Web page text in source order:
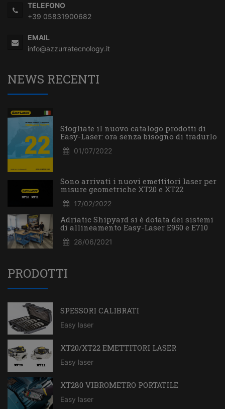
TELEFONO
+39 05831900682
EMAIL
info@azzurratecnology.it
NEWS RECENTI
Sfogliate il nuovo catalogo prodotti di
Easy-Laser: ora senza bisogno di tradurlo
01/07/2022
Sono arrivati i nuovi emettitori laser per
misure geometriche XT20 e XT22
17/02/2022
Adriatic Shipyard si è dotata dei sistemi
di allineamento Easy-Laser E950 e E710
28/06/2021
PRODOTTI
SPESSORI CALIBRATI
Easy laser
XT20/XT22 EMETTITORI LASER
Easy laser
XT280 VIBROMETRO PORTATILE
Easy laser